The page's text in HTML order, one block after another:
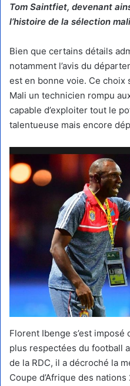
Tom Saintfiet, devenant
l’histoire de la sélection
Bien que certains détails
notamment l’avis du
est en bonne voie. Ce choix
Mali un technicien rompu
capable d’exploiter tout le
talentueuse mais encore
Florent Ibenge s’est imposé
plus respectées du football
de la RDC, il a décroché la
Coupe d’Afrique des